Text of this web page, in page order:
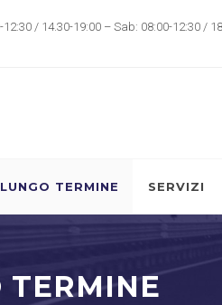
/ 14.30-19:00 – Sab: 08:00-12:30 /
TERMINE SERVIZI
TERMINE